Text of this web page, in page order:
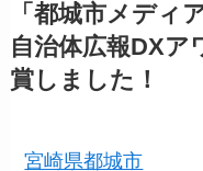
「都城市メディ
自治体広報DXア
賞しました！
宮崎県都城市